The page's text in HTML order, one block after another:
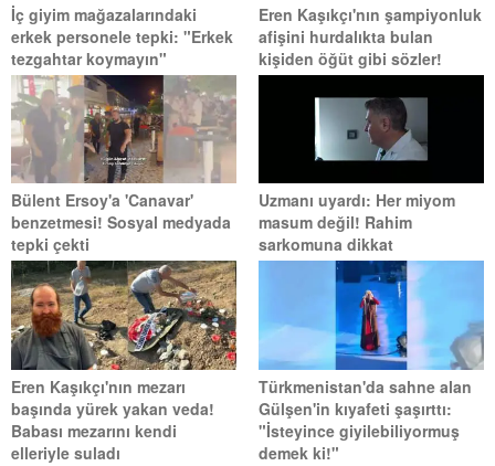
İç giyim mağazalarındaki
erkek personele tepki: "Erkek
tezgahtar koymayın"
Eren Kaşıkçı'nın şampiyonluk
afişini hurdalıkta bulan
kişiden öğüt gibi sözler!
Bülent Ersoy'a 'Canavar'
benzetmesi! Sosyal medyada
tepki çekti
Uzmanı uyardı: Her miyom
masum değil! Rahim
sarkomuna dikkat
Eren Kaşıkçı'nın mezarı
başında yürek yakan veda!
Babası mezarını kendi
elleriyle suladı
Türkmenistan'da sahne alan
Gülşen'in kıyafeti şaşırttı:
"İsteyince giyilebiliyormuş
demek ki!"